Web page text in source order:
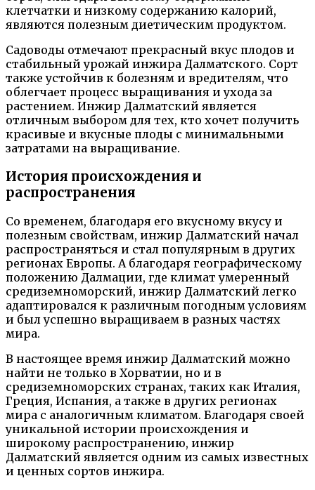
клетчатки и низкому содержанию калорий,
являются полезным диетическим продуктом.
Садоводы отмечают прекрасный вкус плодов и
стабильный урожай инжира Далматского. Сорт
также устойчив к болезням и вредителям, что
облегчает процесс выращивания и ухода за
растением. Инжир Далматский является
отличным выбором для тех, кто хочет получить
красивые и вкусные плоды с минимальными
затратами на выращивание.
История происхождения и
распространения
Со временем, благодаря его вкусному вкусу и
полезным свойствам, инжир Далматский начал
распространяться и стал популярным в других
регионах Европы. А благодаря географическому
положению Далмации, где климат умеренный
средиземноморский, инжир Далматский легко
адаптировался к различным погодным условиям
и был успешно выращиваем в разных частях
мира.
В настоящее время инжир Далматский можно
найти не только в Хорватии, но и в
средиземноморских странах, таких как Италия,
Греция, Испания, а также в других регионах
мира с аналогичным климатом. Благодаря своей
уникальной истории происхождения и
широкому распространению, инжир
Далматский является одним из самых известных
и ценных сортов инжира.